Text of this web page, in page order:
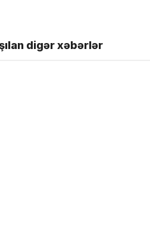
digər xəbərlər